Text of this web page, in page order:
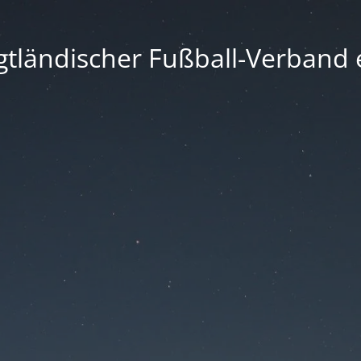
Fußball-Verband